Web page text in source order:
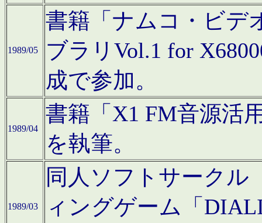
1989/05
書籍「ナムコ・ビデ
ブラリVol.1 for
成で参加。
1989/04
書籍「X1 FM音源活
を執筆。
1989/03
同人ソフトサークル
ィングゲーム「